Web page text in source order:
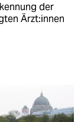
der
Ärz­t:in­nen